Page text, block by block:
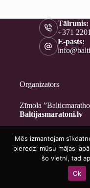
Tālrunis:
+371
E-pasts:
Organizators
Zīmola
Baltijasmaratoni.lv
Kontakti
Par mums
Brīvprātīgajiem
Privātuma
Copyright ©
Mēs izmantojam
pieredzi mūsu mājas
šo vietni, tad
Ok